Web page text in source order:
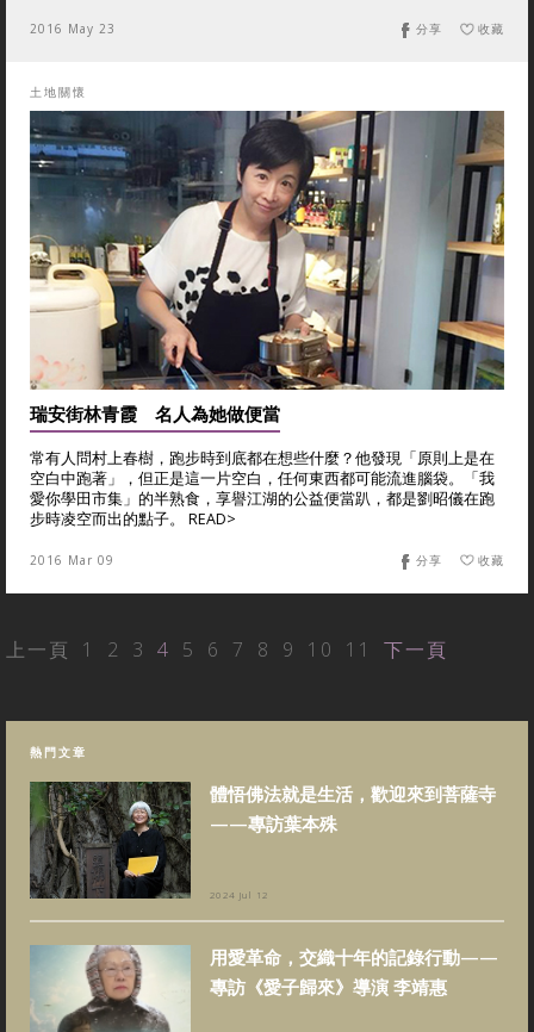
2016 May 23 收藏
分享
土地關懷
瑞安街林青霞 名人為她做便當
常有人問村上春樹，跑步時到底都在想些什麼？他發現「原則上是在
空白中跑著」，但正是這一片空白，任何東西都可能流進腦袋。「我
愛你學田市集」的半熟食，享譽江湖的公益便當趴，都是劉昭儀在跑
步時凌空而出的點子。 READ>
2016 Mar 09 收藏
分享
上一頁 1 2 3 4 5 6 7 8 9 10 11 下一頁
熱門文章
體悟佛法就是生活，歡迎來到菩薩寺
——專訪葉本殊
2024 Jul 12
用愛革命，交織十年的記錄行動——
專訪《愛子歸來》導演 李靖惠